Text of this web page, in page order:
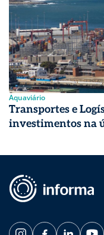
Aquaviário
Transportes e
investimentos na